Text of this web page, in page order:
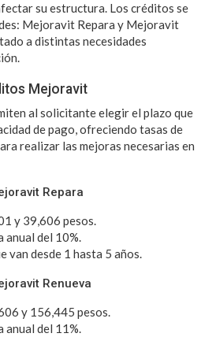
su estructura. Los créditos se
Mejoravit Repara y Mejoravit
a distintas necesidades
Mejoravit
al solicitante elegir el plazo que
de pago, ofreciendo tasas de
realizar las mejoras necesarias en
Repara
y 39,606 pesos.
anual del 10%.
van desde 1 hasta 5 años.
Renueva
y 156,445 pesos.
anual del 11%.